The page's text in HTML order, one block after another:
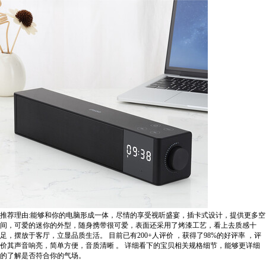
推荐理由:能够和你的电脑形成一体，尽情的享受视听盛宴，插卡式设计，提供更多空
间，可爱的迷你的外型，随身携带很可爱，表面还采用了烤漆工艺，看上去质感十
足，摆放于客厅，立显品质生活。
目前已有200+人评价 ，获得了98%的好评率 ，评
价其声音响亮，简单方便，音质清晰 。
详细看下的宝贝相关规格细节，能够更详细
的了解是否符合你的气场。